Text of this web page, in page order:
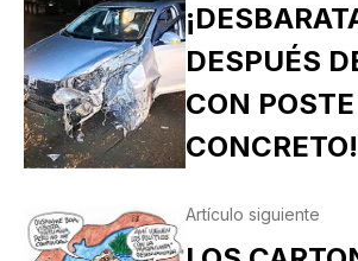
DESPUÉS
CON
CONCRETO!
Artículo siguiente